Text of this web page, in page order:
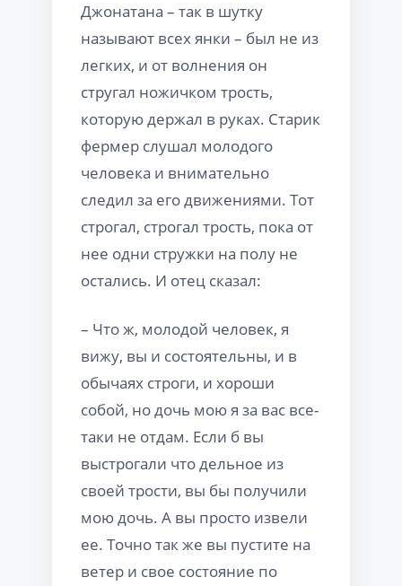
Джонатана – так в шутку
называют всех янки – был не из
легких, и от волнения он
стругал ножичком трость,
которую держал в руках. Старик
фермер слушал молодого
человека и внимательно
следил за его движениями. Тот
строгал, строгал трость, пока от
нее одни стружки на полу не
остались. И отец сказал:
– Что ж, молодой человек, я
вижу, вы и состоятельны, и в
обычаях строги, и хороши
собой, но дочь мою я за вас все-
таки не отдам. Если б вы
выстрогали что дельное из
своей трости, вы бы получили
мою дочь. А вы просто извели
ее. Точно так же вы пустите на
ветер и свое состояние по